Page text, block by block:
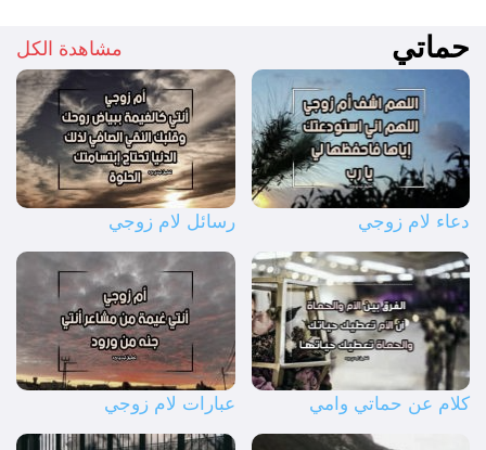
حماتي مشاهدة الكل
دعاء لام زوجي رسائل لام زوجي
كلام عن حماتي وامي عبارات لام زوجي